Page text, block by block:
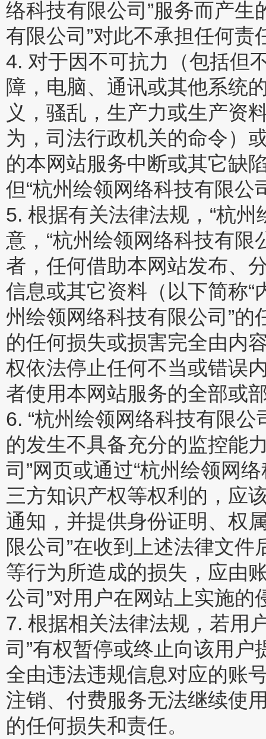
络科技有限公司”服务而产
有限公司”对此不承担任何责
4. 对于因不可抗力（包括但
障，电脑、通讯或其他系统
义，骚乱，生产力或生产资
为，司法行政机关的命令）
的本网站服务中断或其它缺
但“杭州绘领网络科技有限
5. 根据有关法律法规，“杭
意，“杭州绘领网络科技有
者，任何借助本网站发布、
信息或其它资料（以下简称“
州绘领网络科技有限公司”
的任何损失或损害完全由内
权依法停止任何不当或错误
者使用本网站服务的全部或
6. “杭州绘领网络科技有限
的发生不具备充分的监控能
司”网页或通过“杭州绘领网
三方知识产权等权利的，应
通知，并提供身份证明、权
限公司”在收到上述法律文
等行为所造成的损失，应由
公司”对用户在网站上实施
7. 根据相关法律法规，若用
司”有权暂停或终止向该用
全由违法违规信息对应的账
注销、付费服务无法继续使
的任何损失和责任。